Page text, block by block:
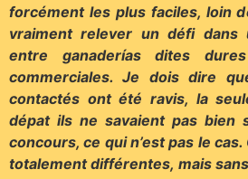
forcément les plus faciles, loin
vraiment relever un défi dans
entre ganaderías dites
commerciales. Je dois dire
contactés ont été ravis, la
dépat ils ne savaient pas bien
concours, ce qui n’est pas le
totalement différentes, mais